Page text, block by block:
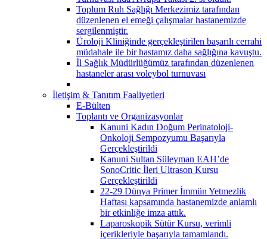
Toplum Ruh Sağlığı Merkezimiz tarafından
düzenlenen el emeği çalışmalar hastanemizde
sergilenmiştir.
Üroloji Kliniğinde gerçekleştirilen başarılı cerrahi
müdahale ile bir hastamız daha sağlığına kavuştu.
İl Sağlık Müdürlüğümüz tarafından düzenlenen
hastaneler arası voleybol turnuvası
İletişim & Tanıtım Faaliyetleri
E-Bülten
Toplantı ve Organizasyonlar
Kanuni Kadın Doğum Perinatoloji-
Onkoloji Sempozyumu Başarıyla
Gerçekleştirildi
Kanuni Sultan Süleyman EAH’de
SonoCritic İleri Ultrason Kursu
Gerçekleştirildi
22-29 Dünya Primer İmmün Yetmezlik
Haftası kapsamında hastanemizde anlamlı
bir etkinliğe imza attık.
Laparoskopik Sütür Kursu, verimli
içerikleriyle başarıyla tamamlandı.